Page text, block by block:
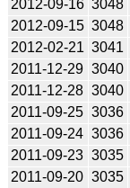
2012-09-16 3048
2012-09-15 3048
2012-02-21 3041
2011-12-29 3040
2011-12-28 3040
2011-09-25 3036
2011-09-24 3036
2011-09-23 3035
2011-09-20 3035